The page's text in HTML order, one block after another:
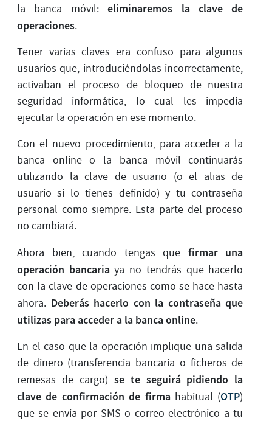
la banca móvil:eliminaremos la clave de
operaciones.
Tener varias claves era confuso para algunos
usuarios que, introduciéndolas incorrectamente,
activaban el proceso de bloqueo de nuestra
seguridad informática, lo cual les impedía
ejecutar la operación en ese momento.
Con el nuevo procedimiento, para acceder a la
banca online o la banca móvil continuarás
utilizando la clave de usuario (o el alias de
usuario si lo tienes definido) y tu contraseña
personal como siempre. Esta parte del proceso
no cambiará.
Ahora bien, cuando tengas que firmar una
operación bancariaya no tendrás que hacerlo
con la clave de operaciones como se hace hasta
ahora. Deberás hacerlo con la contraseña que
utilizas para acceder a la banca online.
En el caso que la operación implique una salida
de dinero (transferencia bancaria o ficheros de
remesas de cargo) se te seguirá pidiendo la
clave de confirmación de firmahabitual (OTP)
que se envía por SMS o correo electrónico a tu